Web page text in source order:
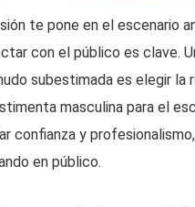
te pone en el escenario
con el público es clave.
subestimada es elegir la
masculina para el
confianza y
en público.